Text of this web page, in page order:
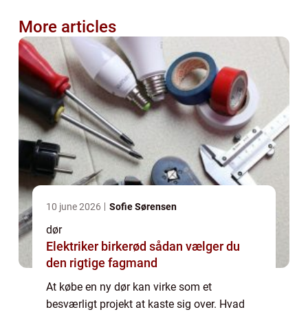
More articles
10 june 2026 Sofie Sørensen
dør
Elektriker birkerød sådan vælger du
den rigtige fagmand
At købe en ny dør kan virke som et
besværligt projekt at kaste sig over. Hvad